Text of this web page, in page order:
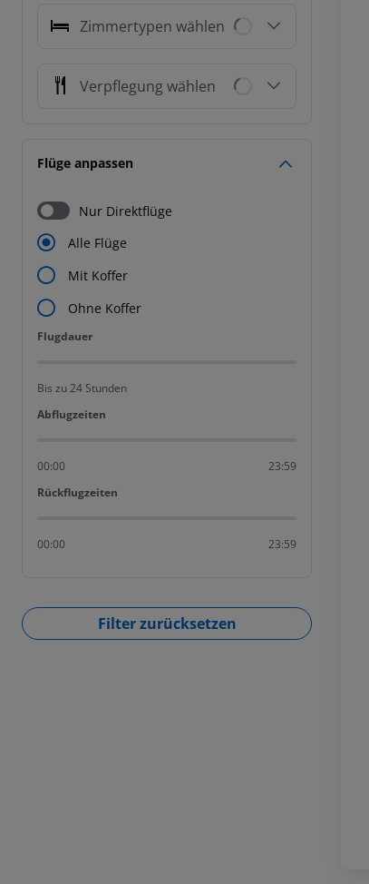
Zimmertypen wählen
Verpflegung wählen
Flüge anpassen
Nur Direktflüge
Alle Flüge
Mit Koffer
Ohne Koffer
Flugdauer
Flugdauer
Bis zu 24 Stunden
Abflugzeiten
Abflugzeiten
00:00 23:59
Rückflugzeiten
Rückflugzeiten
00:00 23:59
Filter zurücksetzen